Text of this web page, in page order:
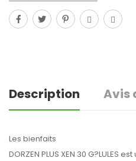
Description Avis
Les bienfaits
DORZEN PLUS XEN 30